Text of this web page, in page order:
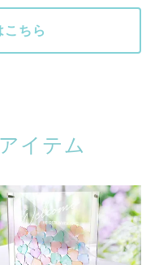
こちら
イテム